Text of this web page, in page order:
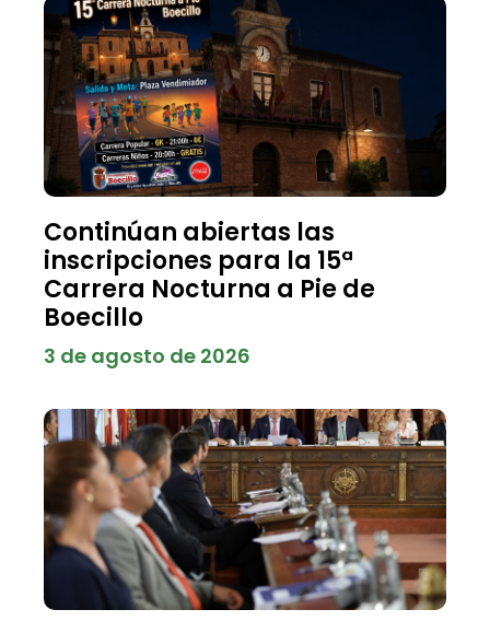
Continúan abiertas las
inscripciones para la 15ª
Carrera Nocturna a Pie de
Boecillo
3 de agosto de 2026